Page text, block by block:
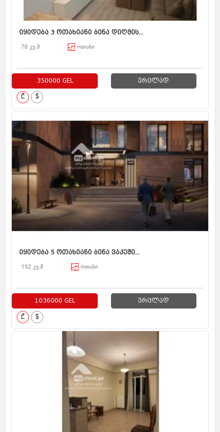
იყიდება 3 ოთახიანი ბინა დიღმის...
76 კვ.მ ოთახი
350000 GEL ვრცლად
₾ $
იყიდება 5 ოთახიანი ბინა ვაკეში...
152 კვ.მ ოთახი
1036000 GEL ვრცლად
₾ $